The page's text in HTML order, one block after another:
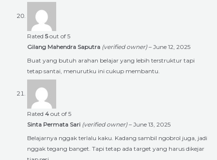
Rated 5out of 5
Gilang Mahendra Saputra (verified owner) – June 12, 2025
Buat yang butuh arahan belajar yang lebih terstruktur tapi
tetap santai, menurutku ini cukup membantu.
Rated 4 out of 5
Sinta Permata Sari (verified owner) – June 13, 2025
Belajarnya nggak terlalu kaku. Kadang sambil ngobrol juga, jadi
nggak tegang banget. Tapi tetap ada target yang harus dikejar